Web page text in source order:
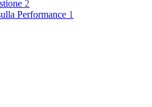
2
Performance 1